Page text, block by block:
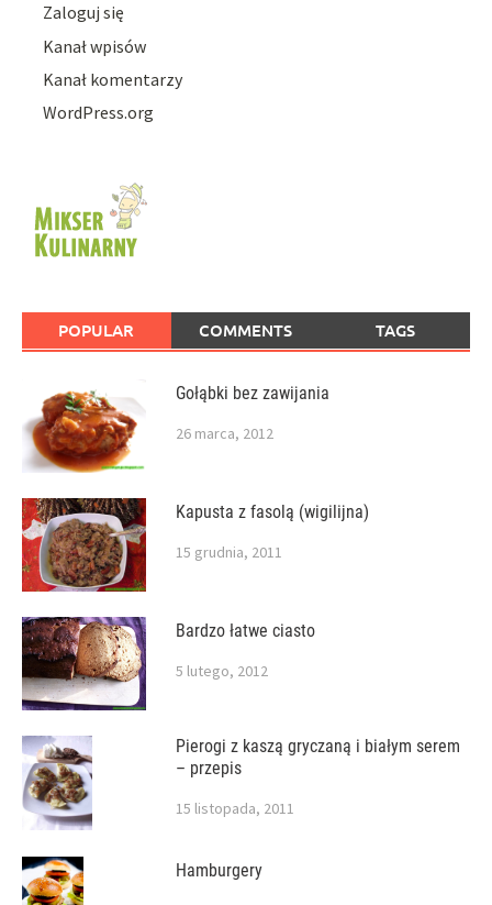
Zaloguj się
Kanał wpisów
Kanał komentarzy
WordPress.org
POPULAR COMMENTS TAGS
Gołąbki bez zawijania
26 marca, 2012
Kapusta z fasolą (wigilijna)
15 grudnia, 2011
Bardzo łatwe ciasto
5 lutego, 2012
Pierogi z kaszą gryczaną i białym serem
– przepis
15 listopada, 2011
Hamburgery